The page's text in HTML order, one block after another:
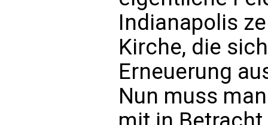
Indianapolis
Kirche, die
Erneuerung
Nun muss